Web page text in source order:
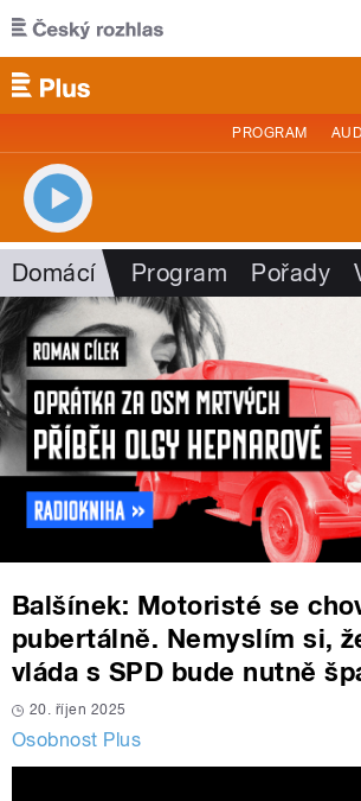
Přejít k hlavnímu obsahu
PROGRAM
Domácí Program Pořady
Balšínek: Motoristé se
pubertálně. Nemyslím si,
vláda s SPD bude nutně
20. říjen 2025
Osobnost Plus